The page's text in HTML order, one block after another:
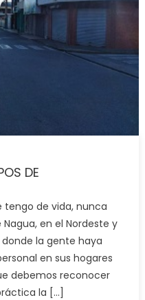
DE
tengo de vida, nunca
en el Nordeste y
la gente haya
en sus hogares
debemos reconocer
la […]